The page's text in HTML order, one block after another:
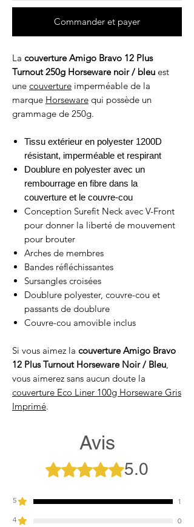
Commander et payer
La couverture Amigo Bravo 12 Plus
Turnout 250g Horseware noir / bleu est
une couverture imperméable de la
marque Horseware qui possède un
grammage de 250g.
Tissu extérieur en polyester 1200D
résistant, imperméable et respirant
Doublure en polyester avec un
rembourrage en fibre dans la
couverture et le couvre-cou
Conception Surefit Neck avec V-Front
pour donner la liberté de mouvement
pour brouter
Arches de membres
Bandes réfléchissantes
Sursangles croisées
Doublure polyester, couvre-cou et
passants de doublure
Couvre-cou amovible inclus
Si vous aimez la couverture Amigo Bravo
12 Plus Turnout Horseware Noir / Bleu,
vous aimerez sans aucun doute la
couverture Eco Liner 100g Horseware Gris
Imprimé.
Avis
Noté 5 sur 5. 5.0
5
1
4
0